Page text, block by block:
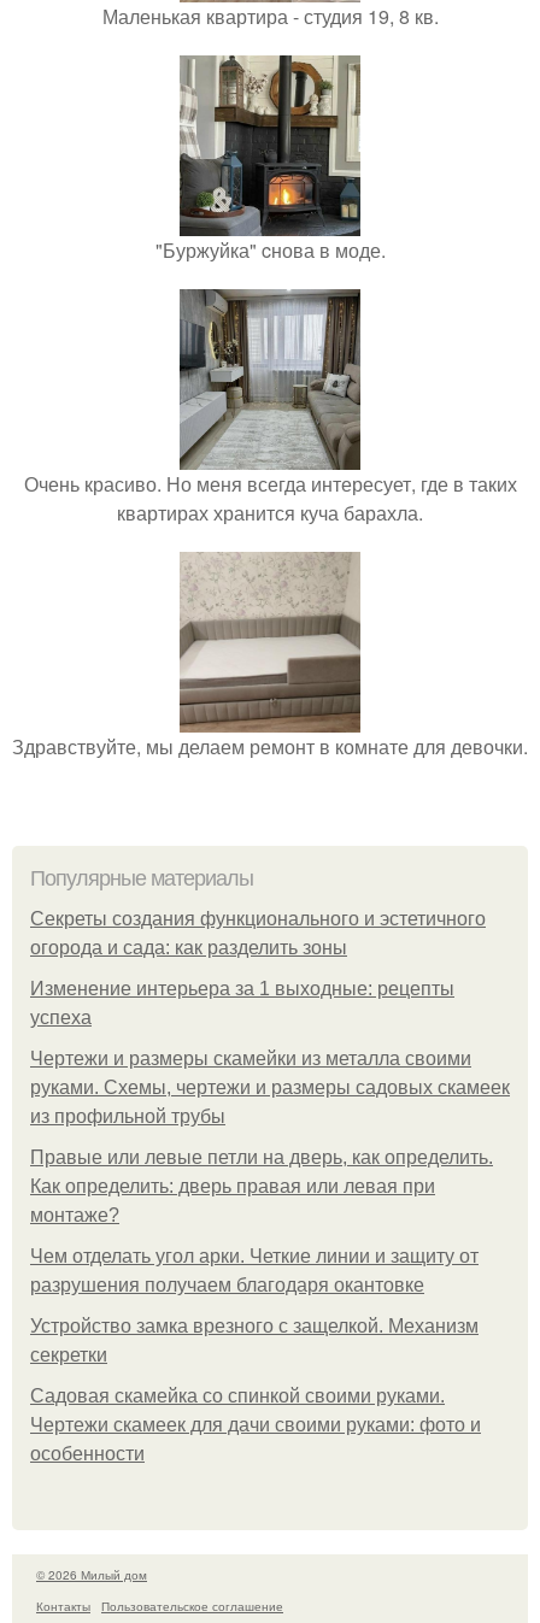
Маленькая квартира - студия 19, 8 кв.
"Буржуйка" cнова в моде.
Очень красиво. Но меня всегда интересует, где в таких
квартирах хранится куча барахла.
Здравствуйте, мы делаем ремонт в комнате для девочки.
Популярные материалы
Секреты создания функционального и эстетичного
огорода и сада: как разделить зоны
Изменение интерьера за 1 выходные: рецепты
успеха
Чертежи и размеры скамейки из металла своими
руками. Схемы, чертежи и размеры садовых скамеек
из профильной трубы
Правые или левые петли на дверь, как определить.
Как определить: дверь правая или левая при
монтаже?
Чем отделать угол арки. Четкие линии и защиту от
разрушения получаем благодаря окантовке
Устройство замка врезного с защелкой. Механизм
секретки
Садовая скамейка со спинкой своими руками.
Чертежи скамеек для дачи своими руками: фото и
особенности
© 2026 Милый дом
Контакты
Пользовательское соглашение